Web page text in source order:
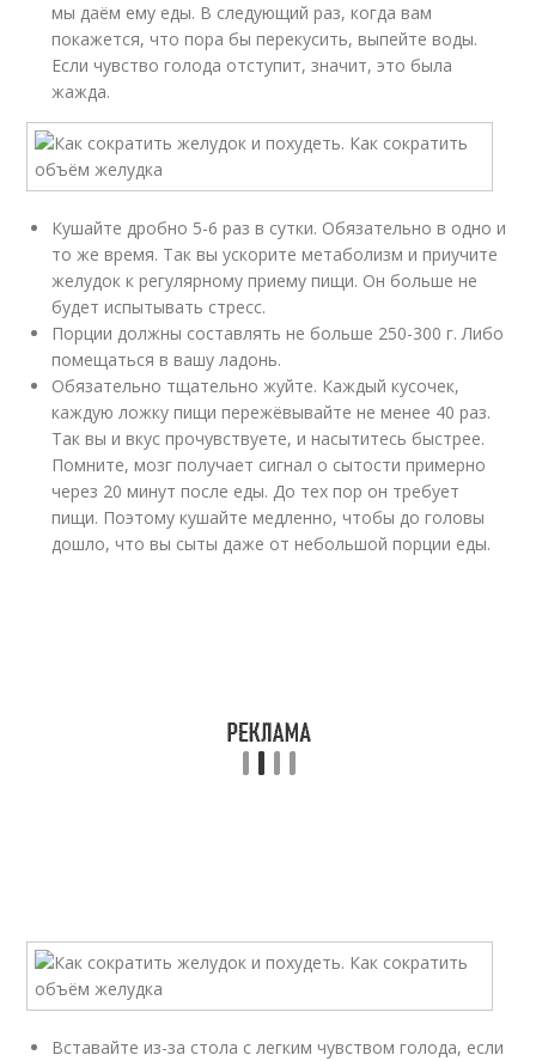
мы даём ему еды. В следующий раз, когда вам
покажется, что пора бы перекусить, выпейте воды.
Если чувство голода отступит, значит, это была
жажда.
Кушайте дробно 5-6 раз в сутки. Обязательно в одно и
то же время. Так вы ускорите метаболизм и приучите
желудок к регулярному приему пищи. Он больше не
будет испытывать стресс.
Порции должны составлять не больше 250-300 г. Либо
помещаться в вашу ладонь.
Обязательно тщательно жуйте. Каждый кусочек,
каждую ложку пищи пережёвывайте не менее 40 раз.
Так вы и вкус прочувствуете, и насытитесь быстрее.
Помните, мозг получает сигнал о сытости примерно
через 20 минут после еды. До тех пор он требует
пищи. Поэтому кушайте медленно, чтобы до головы
дошло, что вы сыты даже от небольшой порции еды.
Вставайте из-за стола с легким чувством голода, если